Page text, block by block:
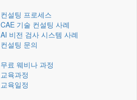
컨설팅 프로세스
CAE 기술 컨설팅 사례
AI 비전 검사 시스템 사례
컨설팅 문의
무료 웨비나 과정
교육과정
교육일정